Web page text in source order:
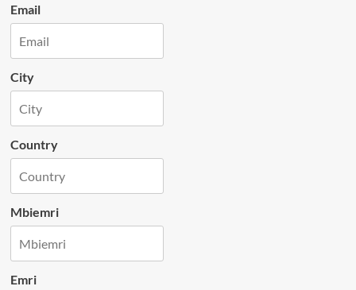
Email
City
Country
Mbiemri
Emri